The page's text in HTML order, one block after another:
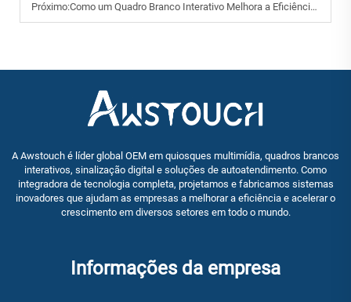
Próximo:Como um Quadro Branco Interativo Melhora a Eficiência do Ensino?
A Awstouch é líder global OEM em quiosques multimídia, quadros brancos
interativos, sinalização digital e soluções de autoatendimento. Como
integradora de tecnologia completa, projetamos e fabricamos sistemas
inovadores que ajudam as empresas a melhorar a eficiência e acelerar o
crescimento em diversos setores em todo o mundo.
Informações da empresa